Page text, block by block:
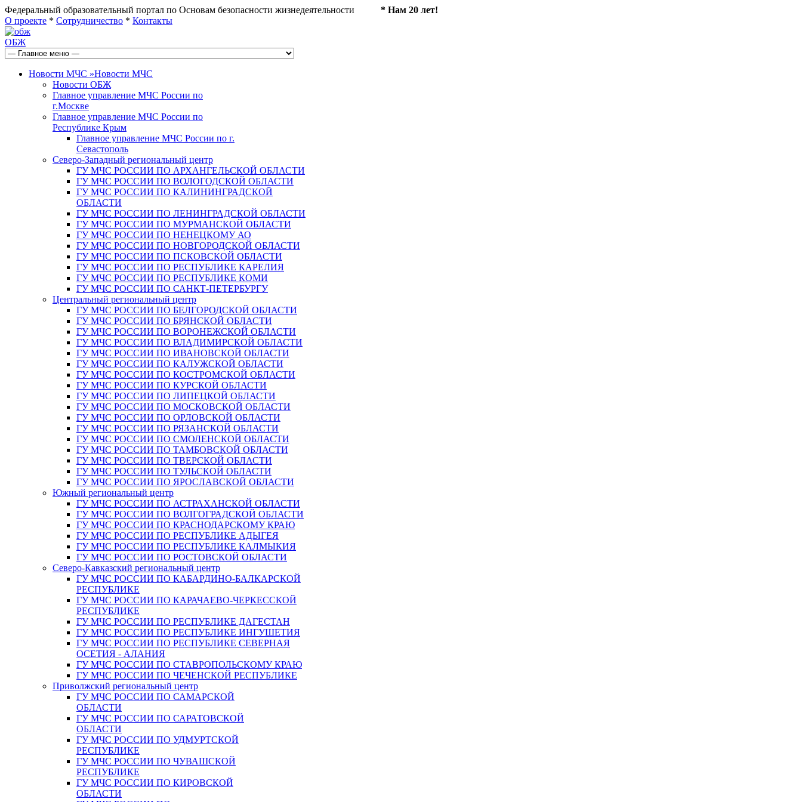
Федеральный образовательный портал по Основам безопасности жизнедеятельности * Нам 20 лет!
О проекте * Сотрудничество * Контакты
ОБЖ
Новости МЧС »Новости МЧС
Новости ОБЖ
Главное управление МЧС России по
г.Москве
Главное управление МЧС России по
Республике Крым
Главное управление МЧС России по г.
Севастополь
Северо-Западный региональный центр
ГУ МЧС РОССИИ ПО АРХАНГЕЛЬСКОЙ ОБЛАСТИ
ГУ МЧС РОССИИ ПО ВОЛОГОДСКОЙ ОБЛАСТИ
ГУ МЧС РОССИИ ПО КАЛИНИНГРАДСКОЙ
ОБЛАСТИ
ГУ МЧС РОССИИ ПО ЛЕНИНГРАДСКОЙ ОБЛАСТИ
ГУ МЧС РОССИИ ПО МУРМАНСКОЙ ОБЛАСТИ
ГУ МЧС РОССИИ ПО НЕНЕЦКОМУ АО
ГУ МЧС РОССИИ ПО НОВГОРОДСКОЙ ОБЛАСТИ
ГУ МЧС РОССИИ ПО ПСКОВСКОЙ ОБЛАСТИ
ГУ МЧС РОССИИ ПО РЕСПУБЛИКЕ КАРЕЛИЯ
ГУ МЧС РОССИИ ПО РЕСПУБЛИКЕ КОМИ
ГУ МЧС РОССИИ ПО САНКТ-ПЕТЕРБУРГУ
Центральный региональный центр
ГУ МЧС РОССИИ ПО БЕЛГОРОДСКОЙ ОБЛАСТИ
ГУ МЧС РОССИИ ПО БРЯНСКОЙ ОБЛАСТИ
ГУ МЧС РОССИИ ПО ВОРОНЕЖСКОЙ ОБЛАСТИ
ГУ МЧС РОССИИ ПО ВЛАДИМИРСКОЙ ОБЛАСТИ
ГУ МЧС РОССИИ ПО ИВАНОВСКОЙ ОБЛАСТИ
ГУ МЧС РОССИИ ПО КАЛУЖСКОЙ ОБЛАСТИ
ГУ МЧС РОССИИ ПО КОСТРОМСКОЙ ОБЛАСТИ
ГУ МЧС РОССИИ ПО КУРСКОЙ ОБЛАСТИ
ГУ МЧС РОССИИ ПО ЛИПЕЦКОЙ ОБЛАСТИ
ГУ МЧС РОССИИ ПО МОСКОВСКОЙ ОБЛАСТИ
ГУ МЧС РОССИИ ПО ОРЛОВСКОЙ ОБЛАСТИ
ГУ МЧС РОССИИ ПО РЯЗАНСКОЙ ОБЛАСТИ
ГУ МЧС РОССИИ ПО СМОЛЕНСКОЙ ОБЛАСТИ
ГУ МЧС РОССИИ ПО ТАМБОВСКОЙ ОБЛАСТИ
ГУ МЧС РОССИИ ПО ТВЕРСКОЙ ОБЛАСТИ
ГУ МЧС РОССИИ ПО ТУЛЬСКОЙ ОБЛАСТИ
ГУ МЧС РОССИИ ПО ЯРОСЛАВСКОЙ ОБЛАСТИ
Южный региональный центр
ГУ МЧС РОССИИ ПО АСТРАХАНСКОЙ ОБЛАСТИ
ГУ МЧС РОССИИ ПО ВОЛГОГРАДСКОЙ ОБЛАСТИ
ГУ МЧС РОССИИ ПО КРАСНОДАРСКОМУ КРАЮ
ГУ МЧС РОССИИ ПО РЕСПУБЛИКЕ АДЫГЕЯ
ГУ МЧС РОССИИ ПО РЕСПУБЛИКЕ КАЛМЫКИЯ
ГУ МЧС РОССИИ ПО РОСТОВСКОЙ ОБЛАСТИ
Северо-Кавказский региональный центр
ГУ МЧС РОССИИ ПО КАБАРДИНО-БАЛКАРСКОЙ
РЕСПУБЛИКЕ
ГУ МЧС РОССИИ ПО КАРАЧАЕВО-ЧЕРКЕССКОЙ
РЕСПУБЛИКЕ
ГУ МЧС РОССИИ ПО РЕСПУБЛИКЕ ДАГЕСТАН
ГУ МЧС РОССИИ ПО РЕСПУБЛИКЕ ИНГУШЕТИЯ
ГУ МЧС РОССИИ ПО РЕСПУБЛИКЕ СЕВЕРНАЯ
ОСЕТИЯ - АЛАНИЯ
ГУ МЧС РОССИИ ПО СТАВРОПОЛЬСКОМУ КРАЮ
ГУ МЧС РОССИИ ПО ЧЕЧЕНСКОЙ РЕСПУБЛИКЕ
Приволжский региональный центр
ГУ МЧС РОССИИ ПО САМАРСКОЙ
ОБЛАСТИ
ГУ МЧС РОССИИ ПО САРАТОВСКОЙ
ОБЛАСТИ
ГУ МЧС РОССИИ ПО УДМУРТСКОЙ
РЕСПУБЛИКЕ
ГУ МЧС РОССИИ ПО ЧУВАШСКОЙ
РЕСПУБЛИКЕ
ГУ МЧС РОССИИ ПО КИРОВСКОЙ
ОБЛАСТИ